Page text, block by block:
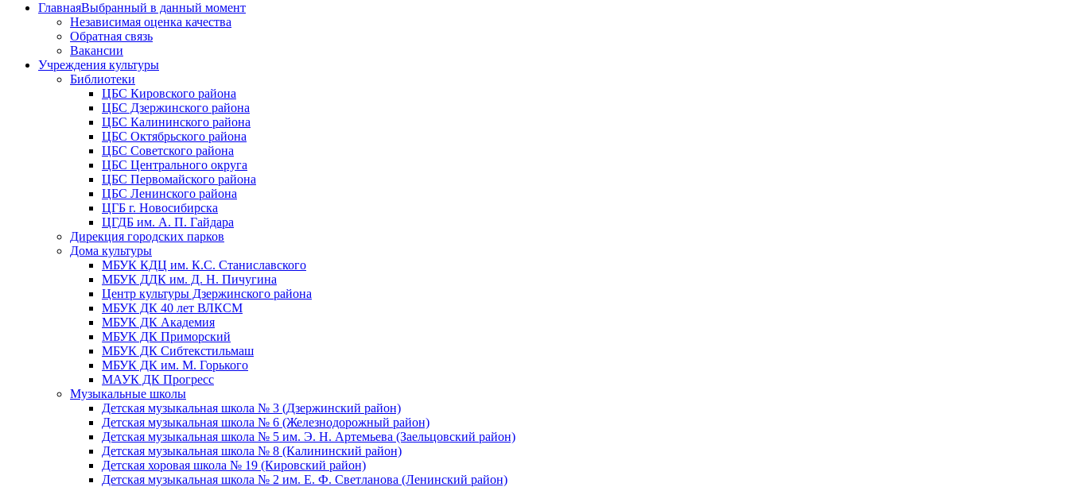
ГлавнаяВыбранный в данный момент
Независимая оценка качества
Обратная связь
Вакансии
Учреждения культуры
Библиотеки
ЦБС Кировского района
ЦБС Дзержинского района
ЦБС Калининского района
ЦБС Октябрьского района
ЦБС Советского района
ЦБС Центрального округа
ЦБС Первомайского района
ЦБС Ленинского района
ЦГБ г. Новосибирска
ЦГДБ им. А. П. Гайдара
Дирекция городских парков
Дома культуры
МБУК КДЦ им. К.С. Станиславского
МБУК ДДК им. Д. Н. Пичугина
Центр культуры Дзержинского района
МБУК ДК 40 лет ВЛКСМ
МБУК ДК Академия
МБУК ДК Приморский
МБУК ДК Сибтекстильмаш
МБУК ДК им. М. Горького
МАУК ДК Прогресс
Музыкальные школы
Детская музыкальная школа № 3 (Дзержинский район)
Детская музыкальная школа № 6 (Железнодорожный район)
Детская музыкальная школа № 5 им. Э. Н. Артемьева (Заельцовский район)
Детская музыкальная школа № 8 (Калининский район)
Детская хоровая школа № 19 (Кировский район)
Детская музыкальная школа № 2 им. Е. Ф. Светланова (Ленинский район)